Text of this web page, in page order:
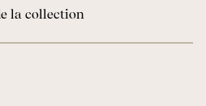
la collection